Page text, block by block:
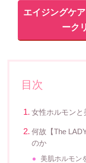
エイジングケ
ーク
目次
女性ホルモンと
何故【The
のか
美肌ホルモン